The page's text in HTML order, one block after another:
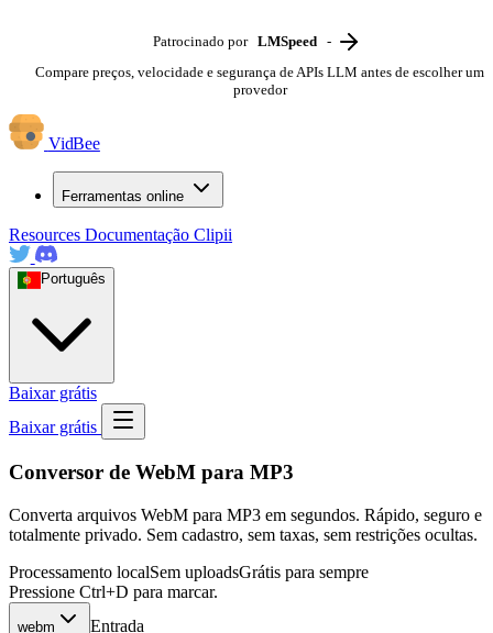
Patrocinado por LMSpeed -
Compare preços, velocidade e segurança de APIs LLM antes de escolher um
provedor
VidBee
Ferramentas online
Resources Documentação Clipii
Português
Baixar grátis
Baixar grátis
Conversor de WebM para MP3
Converta arquivos WebM para MP3 em segundos. Rápido, seguro e
totalmente privado. Sem cadastro, sem taxas, sem restrições ocultas.
Processamento localSem uploadsGrátis para sempre
Pressione Ctrl+D para marcar.
webm Entrada